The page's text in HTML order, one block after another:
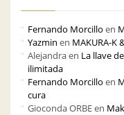
Fernando Morcillo en
Yazmin en MAKURA-K
Alejandraen La llave
ilimitada
Fernando Morcillo en
cura
Gioconda ORBEen